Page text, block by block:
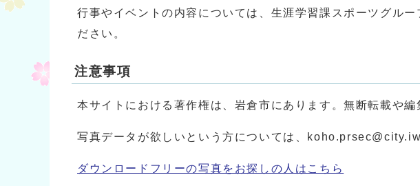
行事やイベントの内容については、生涯学習課スポーツグル
ださい。
注意事項
本サイトにおける著作権は、岩倉市にあります。無断転載や編
写真データが欲しいという方については、
ダウンロードフリーの写真をお探しの人はこちら